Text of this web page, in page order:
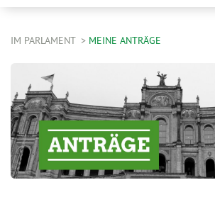
IM PARLAMENT MEINE ANTRÄGE